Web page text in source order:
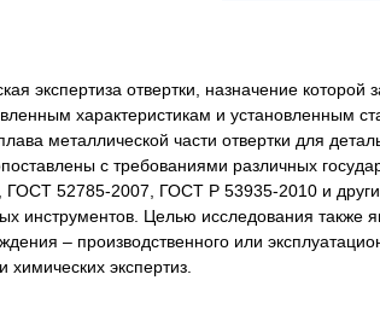
экспертиза отвертки, назначение которой
характеристикам и установленным
металлической части отвертки для
с требованиями различных
52785-2007, ГОСТ Р 53935-2010 и
инструментов. Целью исследования также
– производственного или
химических экспертиз.